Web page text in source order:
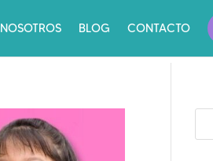
NOSOTROS BLOG CONTACTO